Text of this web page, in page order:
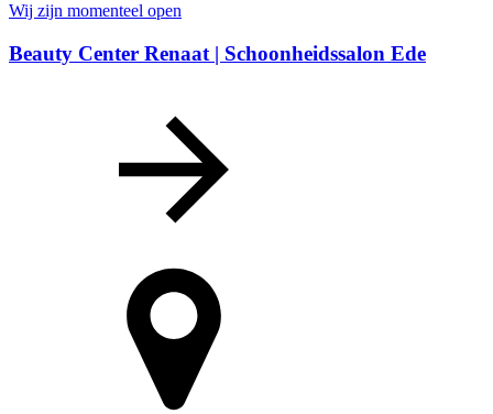
Wij zijn momenteel open
Beauty Center Renaat | Schoonheidssalon Ede